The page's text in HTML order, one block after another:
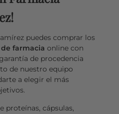
puedes comprar los
farmacia online con
de procedencia
de nuestro equipo
a elegir el más
proteínas, cápsulas,